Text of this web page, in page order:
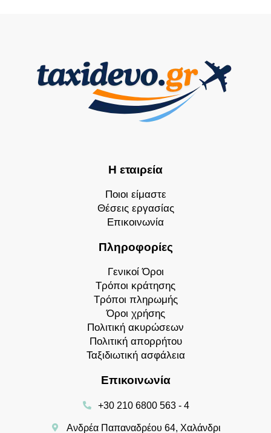
Η εταιρεία
Ποιοι είμαστε
Θέσεις εργασίας
Επικοινωνία
Πληροφορίες
Γενικοί Όροι
Τρόποι κράτησης
Τρόποι πληρωμής
Όροι χρήσης
Πολιτική ακυρώσεων
Πολιτική απορρήτου
Ταξιδιωτική ασφάλεια
Επικοινωνία
+30 210 6800 563 - 4
Ανδρέα Παπαναδρέου 64, Χαλάνδρι